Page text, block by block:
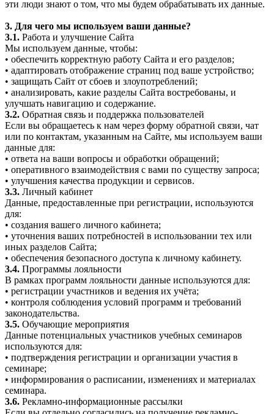
эти люди знают о том, что мы будем обрабатывать их данные.
3. Для чего мы используем ваши данные?
3.1. Работа и улучшение Сайта
Мы используем данные, чтобы:
• обеспечить корректную работу Сайта и его разделов;
• адаптировать отображение страниц под ваше устройство;
• защищать Сайт от сбоев и злоупотреблений;
• анализировать, какие разделы Сайта востребованы, и
улучшать навигацию и содержание.
3.2. Обратная связь и поддержка пользователей
Если вы обращаетесь к нам через форму обратной связи, чат
или по контактам, указанным на Сайте, мы используем ваши
данные для:
• ответа на ваши вопросы и обработки обращений;
• оперативного взаимодействия с вами по существу запроса;
• улучшения качества продукции и сервисов.
3.3. Личный кабинет
Данные, предоставленные при регистрации, используются
для:
• создания вашего личного кабинета;
• уточнения ваших потребностей в использовании тех или
иных разделов Сайта;
• обеспечения безопасного доступа к личному кабинету.
3.4. Программы лояльности
В рамках программ лояльности данные используются для:
• регистрации участников и ведения их учёта;
• контроля соблюдения условий программ и требований
законодательства.
3.5. Обучающие мероприятия
Данные потенциальных участников учебных семинаров
используются для:
• подтверждения регистрации и организации участия в
семинаре;
• информирования о расписании, изменениях и материалах
семинара.
3.6. Рекламно-информационные рассылки